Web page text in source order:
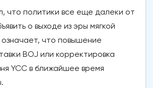
что политики все еще далеки от
о выходе из эры мягкой
что повышение
BOJ или корректировка
YCC в ближайшее время